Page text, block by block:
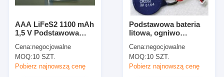
Aktualności
AAA LiFeS2 1100 mAh
1,5 V Podstawowa
wysokiej teeraturze
Cena:negocjowalne
MOQ:10 SZT.
Pobierz najnowszą cenę
Podstawowa bateria
litowa, ogniwo
napięcia
Cena:negocjowalne
MOQ:10 SZT.
Pobierz najnowszą cenę